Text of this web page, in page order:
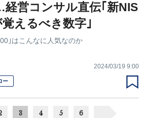
営コンサル直伝｢新NIS
えるべき数字｣
｣はこんなに人気なのか
2024/03/19 9:00
ー
3 4 5 6